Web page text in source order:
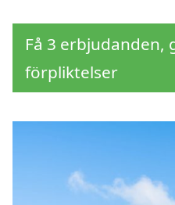
Få 3 erbjudanden,
förpliktelser